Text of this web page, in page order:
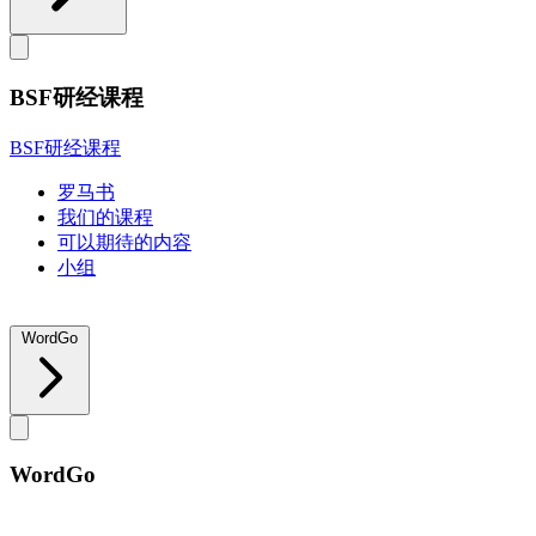
BSF研经课程
BSF研经课程
罗马书
我们的课程
可以期待的内容
小组
WordGo
WordGo